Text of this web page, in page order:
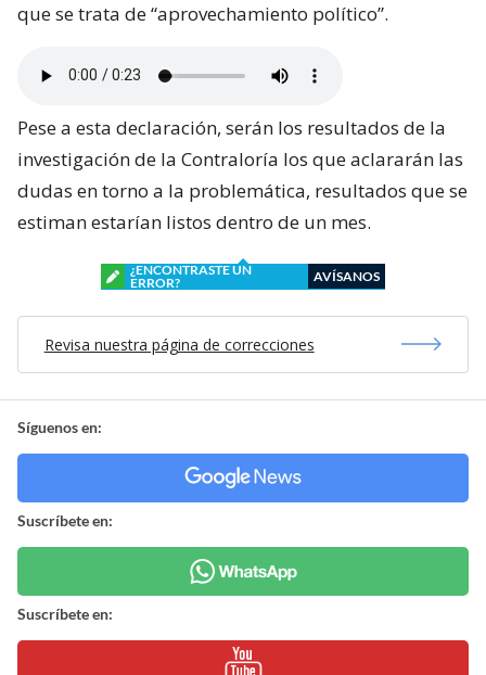
que se trata de “aprovechamiento político”.
Pese a esta declaración, serán los resultados de la
investigación de la Contraloría los que aclararán las
dudas en torno a la problemática, resultados que se
estiman estarían listos dentro de un mes.
¿ENCONTRASTE UN
ERROR?
AVÍSANOS
Revisa nuestra página de correcciones
Síguenos en:
Suscríbete en:
Suscríbete en: